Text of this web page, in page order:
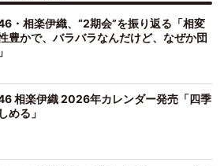
・相楽伊織、“2期会”を振り返る「相変
豊かで、バラバラなんだけど、なぜか団
相楽伊織 2026年カレンダー発売「四季
める」